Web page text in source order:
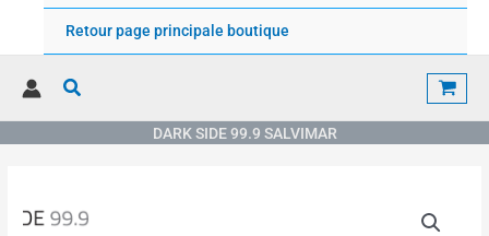
Retour page principale boutique
Rechercher
DARK SIDE 99.9 SALVIMAR
de